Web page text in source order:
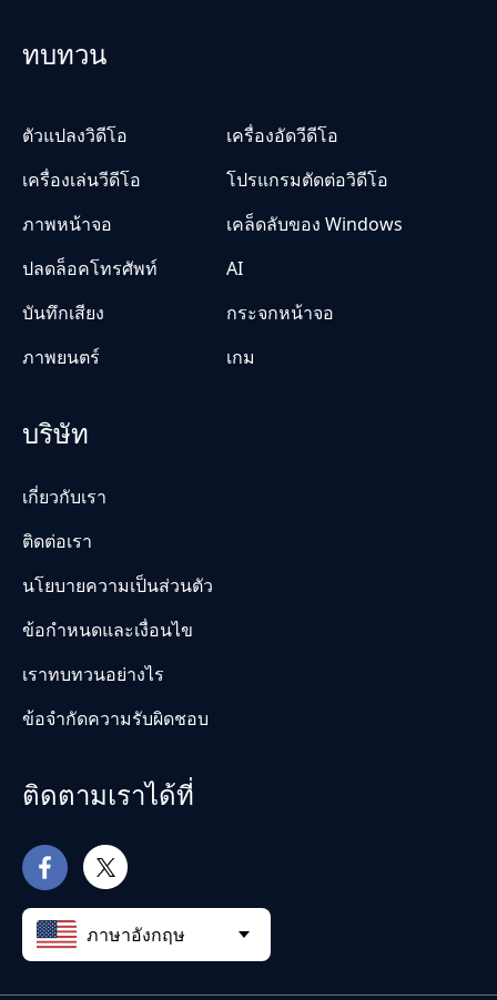
ทบทวน
ตัวแปลงวิดีโอ
เครื่องอัดวีดีโอ
เครื่องเล่นวีดีโอ
โปรแกรมตัดต่อวิดีโอ
ภาพหน้าจอ
เคล็ดลับของ Windows
ปลดล็อคโทรศัพท์
AI
บันทึกเสียง
กระจกหน้าจอ
ภาพยนตร์
เกม
บริษัท
เกี่ยวกับเรา
ติดต่อเรา
นโยบายความเป็นส่วนตัว
ข้อกำหนดและเงื่อนไข
เราทบทวนอย่างไร
ข้อจำกัดความรับผิดชอบ
ติดตามเราได้ที่
ภาษาอังกฤษ